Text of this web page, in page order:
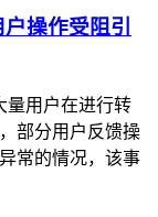
操作受阻引
量用户在进行转
部分用户反馈操
常的情况，该事